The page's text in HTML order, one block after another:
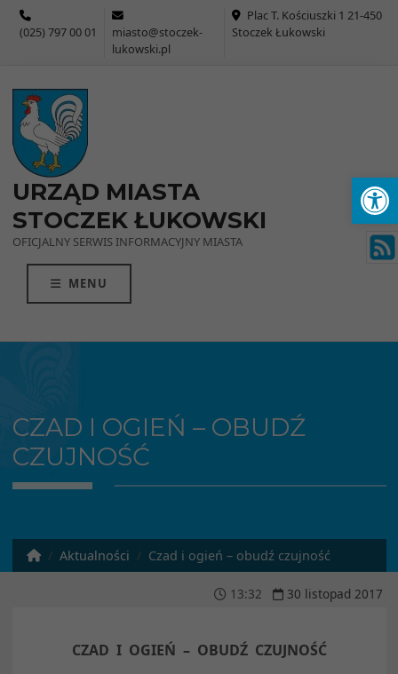
(025) 797 00 01
miasto@stoczek-
lukowski.pl
Plac T. Kościuszki 1 21-450
Stoczek Łukowski
URZĄD MIASTA
STOCZEK ŁUKOWSKI
OFICJALNY SERWIS INFORMACYJNY MIASTA
MENU
CZAD I OGIEŃ – OBUDŹ
CZUJNOŚĆ
Aktualności Czad i ogień – obudź czujność
13:32 30 listopad 2017
CZAD I OGIEŃ – OBUDŹ CZUJNOŚĆ